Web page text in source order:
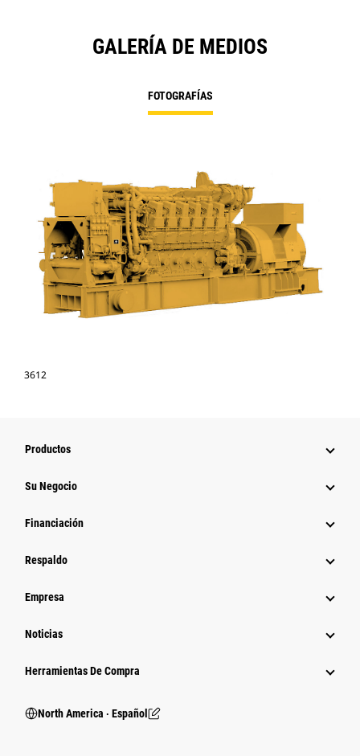
GALERÍA DE MEDIOS
FOTOGRAFÍAS
3612
Productos
Su Negocio
Financiación
Respaldo
Empresa
Noticias
Herramientas De Compra
North America ‧ Español